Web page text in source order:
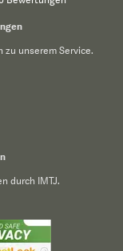
unserem Service.
durch IMTJ.